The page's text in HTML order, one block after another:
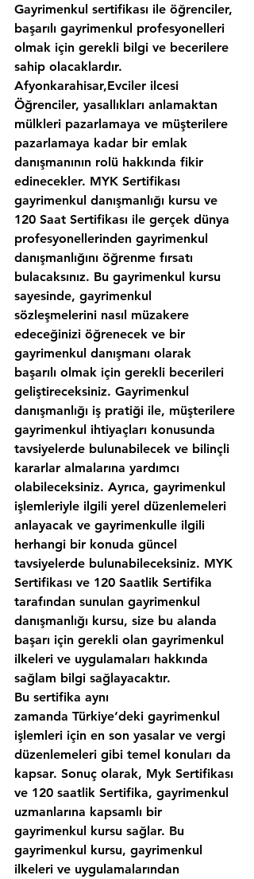
Gayrimenkul sertifikası ile öğrenciler,
başarılı gayrimenkul profesyonelleri
olmak için gerekli bilgi ve becerilere
sahip olacaklardır.
Afyonkarahisar,Evciler ilcesi
Öğrenciler, yasallıkları anlamaktan
mülkleri pazarlamaya ve müşterilere
pazarlamaya kadar bir emlak
danışmanının rolü hakkında fikir
edinecekler. MYK Sertifikası
gayrimenkul danışmanlığı kursu ve
120 Saat Sertifikası ile gerçek dünya
profesyonellerinden gayrimenkul
danışmanlığını öğrenme fırsatı
bulacaksınız. Bu gayrimenkul kursu
sayesinde, gayrimenkul
sözleşmelerini nasıl müzakere
edeceğinizi öğrenecek ve bir
gayrimenkul danışmanı olarak
başarılı olmak için gerekli becerileri
geliştireceksiniz. Gayrimenkul
danışmanlığı iş pratiği ile, müşterilere
gayrimenkul ihtiyaçları konusunda
tavsiyelerde bulunabilecek ve bilinçli
kararlar almalarına yardımcı
olabileceksiniz. Ayrıca, gayrimenkul
işlemleriyle ilgili yerel düzenlemeleri
anlayacak ve gayrimenkulle ilgili
herhangi bir konuda güncel
tavsiyelerde bulunabileceksiniz. MYK
Sertifikası ve 120 Saatlik Sertifika
tarafından sunulan gayrimenkul
danışmanlığı kursu, size bu alanda
başarı için gerekli olan gayrimenkul
ilkeleri ve uygulamaları hakkında
sağlam bilgi sağlayacaktır.
Bu sertifika aynı
zamanda Türkiye‘deki gayrimenkul
işlemleri için en son yasalar ve vergi
düzenlemeleri gibi temel konuları da
kapsar. Sonuç olarak, Myk Sertifikası
ve 120 saatlik Sertifika, gayrimenkul
uzmanlarına kapsamlı bir
gayrimenkul kursu sağlar. Bu
gayrimenkul kursu, gayrimenkul
ilkeleri ve uygulamalarından